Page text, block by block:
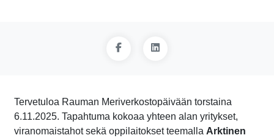
Tervetuloa Rauman Meriverkostopäivään torstaina
6.11.2025. Tapahtuma kokoaa yhteen alan yritykset,
viranomaistahot sekä oppilaitokset teemalla Arktinen